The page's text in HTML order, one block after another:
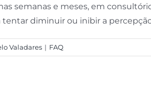
semanas e meses, em
tentar diminuir ou inibir a
Valadares | FAQ